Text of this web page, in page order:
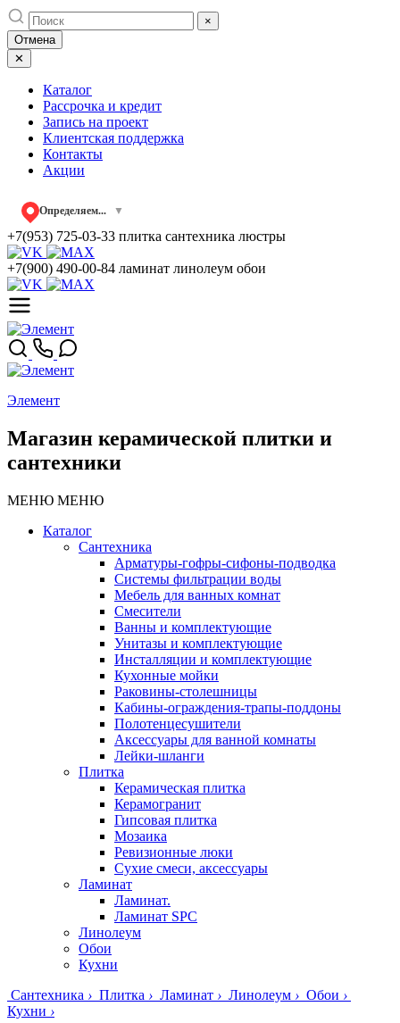
Skip
to
content
×
Отмена
✕
Каталог
Рассрочка и кредит
Запись на проект
Клиентская поддержка
Контакты
Акции
Определяем... ▼
+7(953) 725-03-33 плитка сантехника люстры
+7(900) 490-00-84 ламинат линолеум обои
Элемент
Магазин керамической плитки и
сантехники
МЕНЮ МЕНЮ
Каталог
Сантехника
Арматуры-гофры-сифоны-подводка
Системы фильтрации воды
Мебель для ванных комнат
Смесители
Ванны и комплектующие
Унитазы и комплектующие
Инсталляции и комплектующие
Кухонные мойки
Раковины-столешницы
Кабины-ограждения-трапы-поддоны
Полотенцесушители
Аксессуары для ванной комнаты
Лейки-шланги
Плитка
Керамическая плитка
Керамогранит
Гипсовая плитка
Мозаика
Ревизионные люки
Сухие смеси, аксессуары
Ламинат
Ламинат.
Ламинат SPC
Линолеум
Обои
Кухни
Сантехника › Плитка › Ламинат › Линолеум › Обои ›
Кухни ›